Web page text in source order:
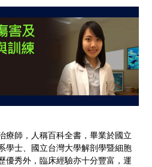
療師， 人稱百科全書，畢業於國立
學士、國立台灣大學解剖學暨細胞
優秀外，臨床經驗亦十分豐富，運